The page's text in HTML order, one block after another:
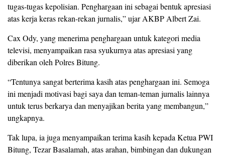
tugas-tugas kepolisian. Penghargaan ini sebagai bentuk apresiasi
atas kerja keras rekan-rekan jurnalis,” ujar AKBP Albert Zai.
Cax Ody, yang menerima penghargaan untuk kategori media
televisi, menyampaikan rasa syukurnya atas apresiasi yang
diberikan oleh Polres Bitung.
“Tentunya sangat berterima kasih atas penghargaan ini. Semoga
ini menjadi motivasi bagi saya dan teman-teman jurnalis lainnya
untuk terus berkarya dan menyajikan berita yang membangun,”
ungkapnya.
Tak lupa, ia juga menyampaikan terima kasih kepada Ketua PWI
Bitung, Tezar Basalamah, atas arahan, bimbingan dan dukungan